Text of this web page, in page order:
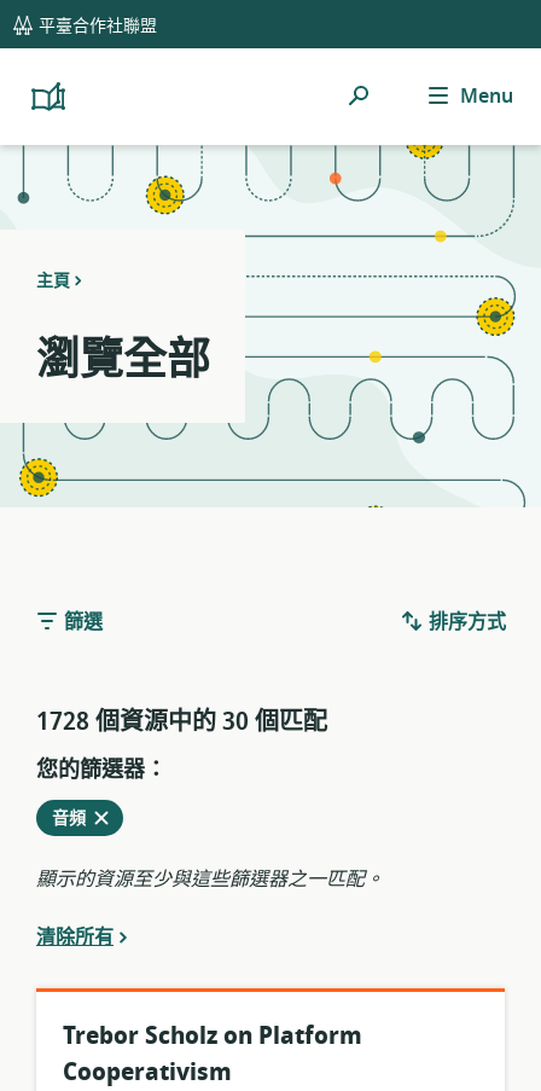
global
navigation
平臺合作社聯盟
Platform
Resource
搜
Menu
主頁
瀏覽全部
篩選 排序方式
1728 個資源中的 30 個匹配
您的篩選器：
從
當
前
濾
器
音頻刪
除
顯示的資源至少與這些篩選器之一匹配。
清除所有
Trebor Scholz on Platform
Cooperativism
filters
Resource